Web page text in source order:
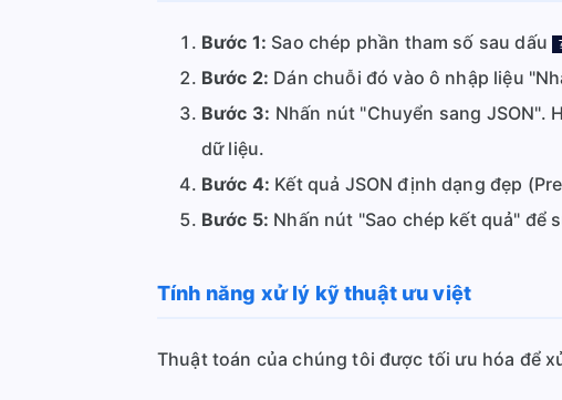
Bước 1: Sao chép phần tham số sau dấu
Bước 2: Dán chuỗi đó vào ô nhập liệu
Bước 3: Nhấn nút "Chuyển sang JSON".
dữ liệu.
Bước 4: Kết quả JSON định dạng đẹp
Bước 5: Nhấn nút "Sao chép kết quả" để
Tính năng xử lý kỹ thuật ưu việt
Thuật toán của chúng tôi được tối ưu hóa để